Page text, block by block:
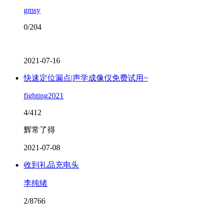
gmsy
0/204
2021-07-16
快速定位漏点|声学成像仪免费试用~
fighting2021
4/412
辉常了得
2021-07-08
收到礼品充电头
李纯绪
2/8766